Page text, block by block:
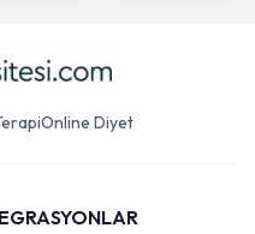
Online Diyet